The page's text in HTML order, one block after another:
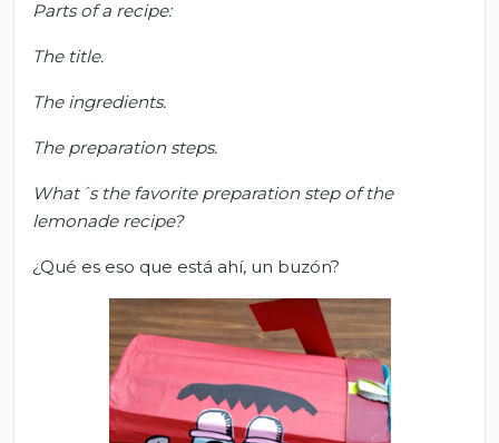
Parts of a recipe:
The title.
The ingredients.
The preparation steps.
What´s the favorite preparation step of the
lemonade recipe?
¿Qué es eso que está ahí, un buzón?